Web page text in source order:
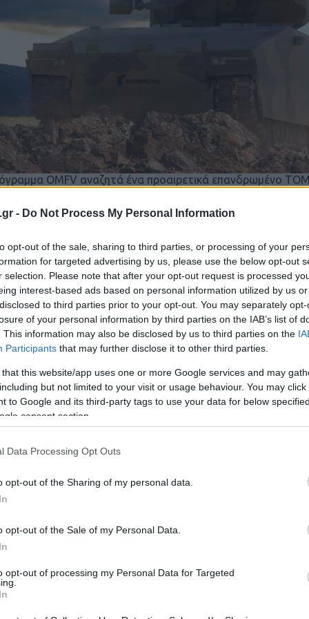
- Do Not Process My Personal Information
opt-out of the sale, sharing to third parties, or processing of your
for targeted advertising by us, please use the below opt-out
selection. Please note that after your opt-out request is processed
interest-based ads based on personal information utilized by us
to third parties prior to your opt-out. You may separately
of your personal information by third parties on the IAB’s list of
This information may also be disclosed by us to third parties on the
Participants that may further disclose it to other third parties.
that this website/app uses one or more Google services and may
but not limited to your visit or usage behaviour. You may
to Google and its third-party tags to use your data for below
consent section.
Data Processing Opt Outs
opt-out of the Sharing of my personal data.
opt-out of the Sale of my Personal Data.
opt-out of processing my Personal Data for Targeted
OMFV αναζητά ένα προαιρετικά επανδρωμένο
τον στόλο των οχημάτων M2 Bradley. Ο όρος
δυνατότητα τηλεχειριζόμενων λειτουργιών ενώ το
απώλειας μελών του πληρώματος ή της
και να βελτιώσει τη συνολική φονικότητα
οχήματα μάχης.
του Lynx OMFV προωθείται από την “Team
Technologies, Textron Systems, L3Harris Technologies,
για την αντικατάσταση των M2 Bradley
Dynamics Land Systems και Point Blank Enterprises.
τη νικήτρια εταιρεία του προγράμματος το FY27 και η
(FY = Οικονομικό Έτος).
Ακολουθήστε τοΠΤΗΣΗστοGoogle News
και μάθετε πρώτοι όλες τις ειδήσεις.
απαραίτητα τον ιστότοπο. Απαγορεύεται η αναδημοσίευση
Σε αντίθετη περίπτωση θα λαμβάνονται νομικά μέτρα. Ο
το δικαίωμα ελέγχου των σχολίων, τα οποία εκφράζουν